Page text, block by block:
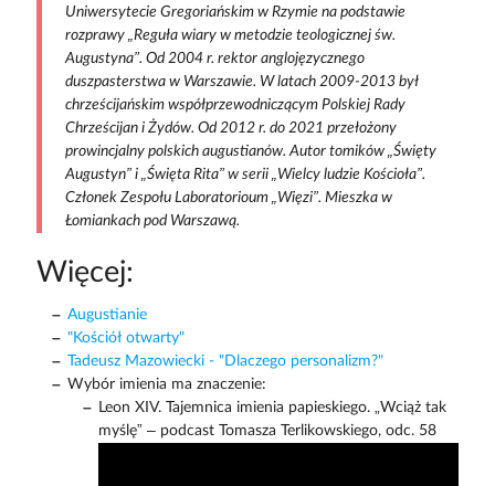
Uniwersytecie Gregoriańskim w Rzymie na podstawie
rozprawy „Reguła wiary w metodzie teologicznej św.
Augustyna”. Od 2004 r. rektor anglojęzycznego
duszpasterstwa w Warszawie. W latach 2009-2013 był
chrześcijańskim współprzewodniczącym Polskiej Rady
Chrześcijan i Żydów. Od 2012 r. do 2021 przełożony
prowincjalny polskich augustianów. Autor tomików „Święty
Augustyn” i „Święta Rita” w serii „Wielcy ludzie Kościoła”.
Członek Zespołu Laboratorioum „Więzi”. Mieszka w
Łomiankach pod Warszawą.
Więcej:
Augustianie
"Kościół otwarty"
Tadeusz Mazowiecki - "Dlaczego personalizm?"
Wybór imienia ma znaczenie:
Leon XIV. Tajemnica imienia papieskiego. „Wciąż tak
myślę” – podcast Tomasza Terlikowskiego, odc. 58